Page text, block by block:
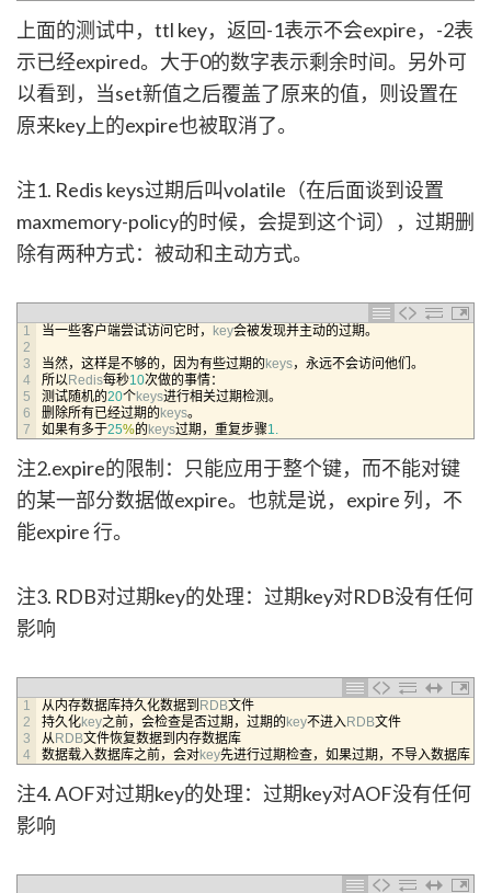
上面的测试中，ttl key，返回-1表示不会expire，-2表
示已经expired。大于0的数字表示剩余时间。另外可
以看到，当set新值之后覆盖了原来的值，则设置在
原来key上的expire也被取消了。
注1. Redis keys过期后叫volatile（在后面谈到设置
maxmemory-policy的时候，会提到这个词），过期删
除有两种方式：被动和主动方式。
1
2
3
4
5
6
7
当一些客户端尝试访问它时， key会被发现并主动的过期。
当然，这样是不够的，因为有些过期的keys，永远不会访问他们。
所以Redis每秒10次做的事情：
测试随机的20个keys进行相关过期检测。
删除所有已经过期的keys。
如果有多于25%的keys过期，重复步骤1.
注2.expire的限制：只能应用于整个键，而不能对键
的某一部分数据做expire。也就是说，expire 列，不
能expire 行。
注3. RDB对过期key的处理：过期key对RDB没有任何
影响
1
2
3
4
从内存数据库持久化数据到 RDB文件
持久化key之前，会检查是否过期，过期的key不进入RDB文件
从RDB文件恢复数据到内存数据库
数据载入数据库之前，会对key先进行过期检查，如果过期，不导入数据库（
注4. AOF对过期key的处理：过期key对AOF没有任何
影响